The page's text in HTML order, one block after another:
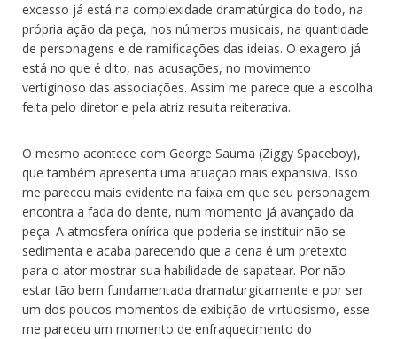
excesso já está na complexidade dramatúrgica do todo, na
própria ação da peça, nos números musicais, na quantidade
de personagens e de ramificações das ideias. O exagero já
está no que é dito, nas acusações, no movimento
vertiginoso das associações. Assim me parece que a escolha
feita pelo diretor e pela atriz resulta reiterativa.
O mesmo acontece com George Sauma (Ziggy Spaceboy),
que também apresenta uma atuação mais expansiva. Isso
me pareceu mais evidente na faixa em que seu personagem
encontra a fada do dente, num momento já avançado da
peça. A atmosfera onírica que poderia se instituir não se
sedimenta e acaba parecendo que a cena é um pretexto
para o ator mostrar sua habilidade de sapatear. Por não
estar tão bem fundamentada dramaturgicamente e por ser
um dos poucos momentos de exibição de virtuosismo, esse
me pareceu um momento de enfraquecimento do